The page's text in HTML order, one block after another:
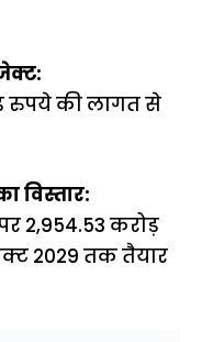
रुपये की लागत से
विस्तार:
2,954.53 करोड़
2029 तक तैयार